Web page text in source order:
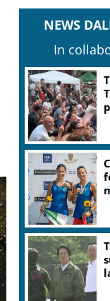
NEWS
In